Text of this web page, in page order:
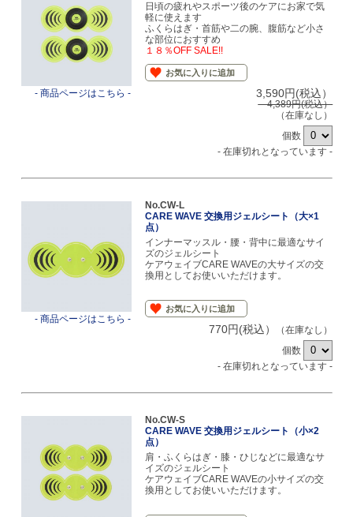
- 商品ページはこちら -
日頃の疲れやスポーツ後のケアにお家で気
軽に使えます
ふくらはぎ・首筋や二の腕、腹筋など小さ
な部位におすすめ
１８％OFF SALE!!
お気に入りに追加
3,590円(税込）
4,389円(税込）
（在庫なし）
個数
- 在庫切れとなっています -
- 商品ページはこちら -
No.CW-L
CARE WAVE 交換用ジェルシート（大×1
点）
インナーマッスル・腰・背中に最適なサイ
ズのジェルシート
ケアウェイブCARE WAVEの大サイズの交
換用としてお使いいただけます。
お気に入りに追加
770円(税込）
（在庫なし）
個数
- 在庫切れとなっています -
No.CW-S
CARE WAVE 交換用ジェルシート（小×2
点）
肩・ふくらはぎ・膝・ひじなどに最適なサ
イズのジェルシート
ケアウェイブCARE WAVEの小サイズの交
換用としてお使いいただけます。